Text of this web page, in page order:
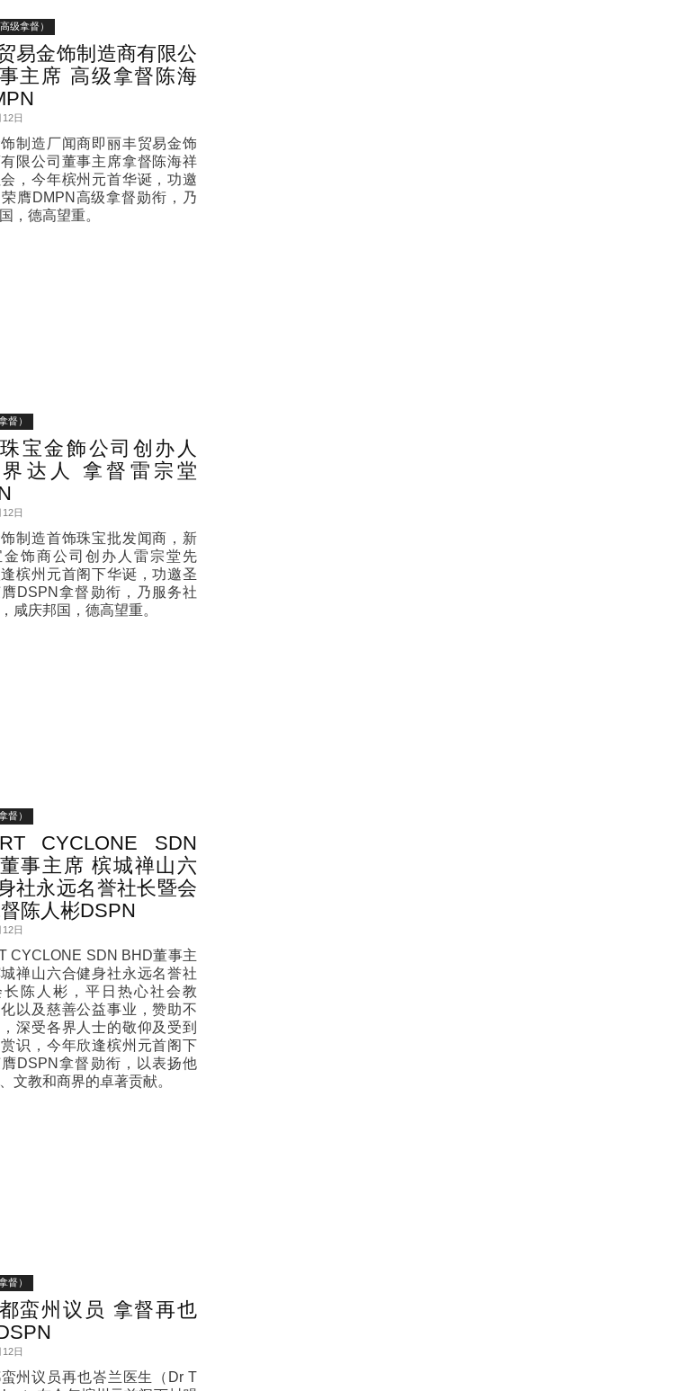
级拿督）
易金饰制造商有限公
主席 高级拿督陈海
日
制造厂闻商即丽丰贸易金饰
限公司董事主席拿督陈海祥
，今年槟州元首华诞，功邀
膺DMPN高级拿督勋衔，乃
，德高望重。
督）
宝金飾公司创办人
达人 拿督雷宗堂
日
制造首饰珠宝批发闻商，新
金饰商公司创办人雷宗堂先
槟州元首阁下华诞，功邀圣
DSPN拿督勋衔，乃服务社
咸庆邦国，德高望重。
督）
CYCLONE SDN
事主席 槟城禅山六
社永远名誉社长暨会
陈人彬DSPN
日
CYCLONE SDN BHD董事主
禅山六合健身社永远名誉社
长陈人彬，平日热心社会教
以及慈善公益事业，赞助不
深受各界人士的敬仰及受到
识，今年欣逢槟州元首阁下
DSPN拿督勋衔，以表扬他
文教和商界的卓著贡献。
督）
蛮州议员 拿督再也
日
州议员再也峇兰医生（Dr T